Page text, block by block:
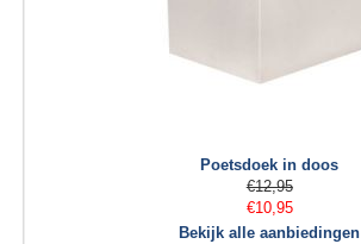
Poetsdoek in doos
€12,95
€10,95
Bekijk alle aanbiedingen